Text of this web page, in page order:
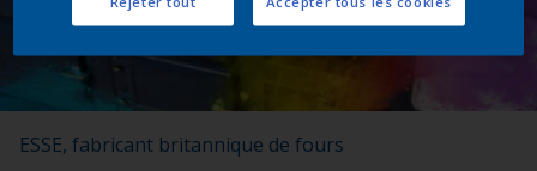
ESSE, fabricant britannique de fours